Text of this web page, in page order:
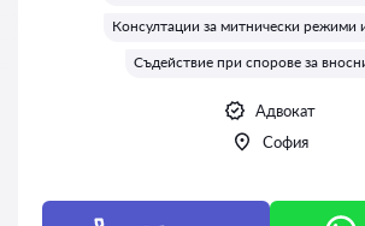
Консултации за митнически режими
Съдействие при спорове за
Адвокат
София